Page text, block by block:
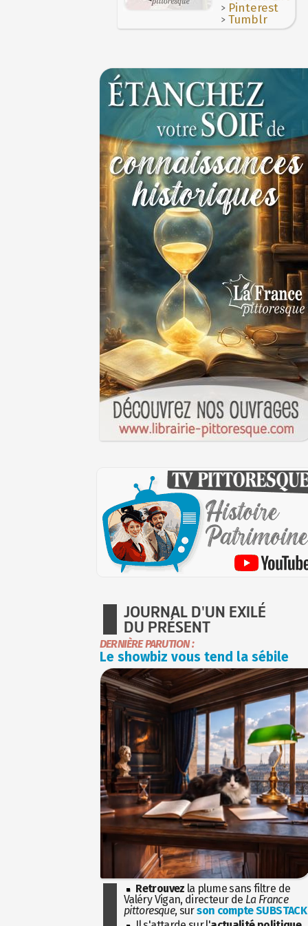
JOURNAL D'UN EXILÉ
DU PRÉSENT
DERNIÈRE PARUTION :
Le showbiz vous tend la sébile
Retrouvez la plume sans filtre de
Valéry Vigan, directeur de La France
pittoresque, surson compte SUBSTACK
> Pinterest
>Tumblr